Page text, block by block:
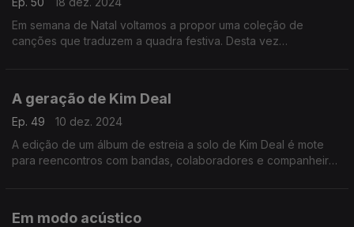
Em semana de Natal voltamos a propor uma coleção de
canções que traduzem a quadra festiva. Desta vez
A geração de Kim Deal
Ep. 49
10 dez. 2024
A edição de um álbum de estreia a solo de Kim Deal é mote
para reencontros com bandas, colaboradores e companheiros
Em modo acústico